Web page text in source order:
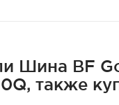
Шина BF
также